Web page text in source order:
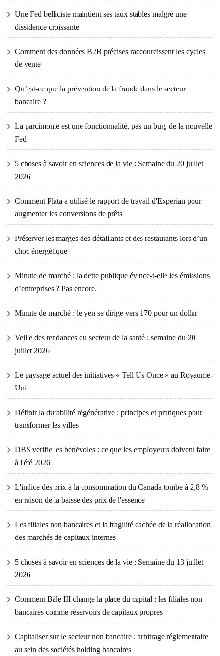
Une Fed belliciste maintient ses taux stables malgré une
dissidence croissante
Comment des données B2B précises raccourcissent les cycles
de vente
Qu’est-ce que la prévention de la fraude dans le secteur
bancaire ?
La parcimonie est une fonctionnalité, pas un bug, de la nouvelle
Fed
5 choses à savoir en sciences de la vie : Semaine du 20 juillet
2026
Comment Plata a utilisé le rapport de travail d'Experian pour
augmenter les conversions de prêts
Préserver les marges des détaillants et des restaurants lors d’un
choc énergétique
Minute de marché : la dette publique évince-t-elle les émissions
d’entreprises ? Pas encore.
Minute de marché : le yen se dirige vers 170 pour un dollar
Veille des tendances du secteur de la santé : semaine du 20
juillet 2026
Le paysage actuel des initiatives « Tell Us Once » au Royaume-
Uni
Définir la durabilité régénérative : principes et pratiques pour
transformer les villes
DBS vérifie les bénévoles : ce que les employeurs doivent faire
à l'été 2026
L'indice des prix à la consommation du Canada tombe à 2,8 %
en raison de la baisse des prix de l'essence
Les filiales non bancaires et la fragilité cachée de la réallocation
des marchés de capitaux internes
5 choses à savoir en sciences de la vie : Semaine du 13 juillet
2026
Comment Bâle III change la place du capital : les filiales non
bancaires comme réservoirs de capitaux propres
Capitaliser sur le secteur non bancaire : arbitrage réglementaire
au sein des sociétés holding bancaires